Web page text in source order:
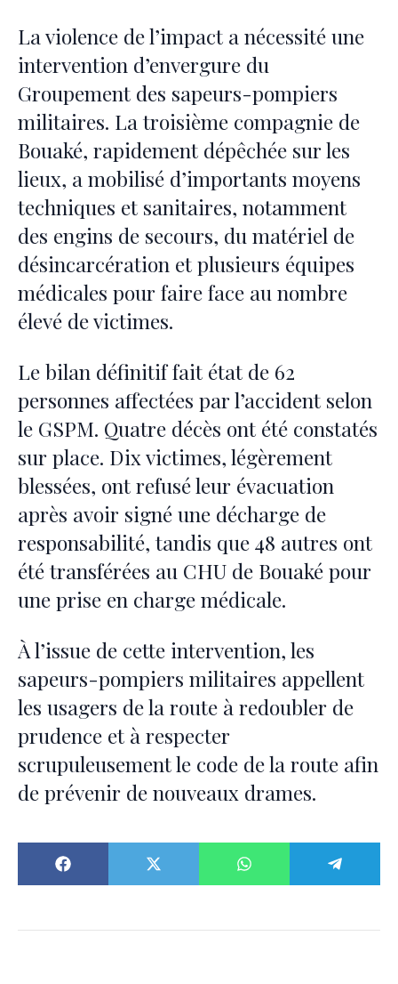
La violence de l’impact a nécessité une
intervention d’envergure du
Groupement des sapeurs-pompiers
militaires. La troisième compagnie de
Bouaké, rapidement dépêchée sur les
lieux, a mobilisé d’importants moyens
techniques et sanitaires, notamment
des engins de secours, du matériel de
désincarcération et plusieurs équipes
médicales pour faire face au nombre
élevé de victimes.
Le bilan définitif fait état de 62
personnes affectées par l’accident selon
le GSPM. Quatre décès ont été constatés
sur place. Dix victimes, légèrement
blessées, ont refusé leur évacuation
après avoir signé une décharge de
responsabilité, tandis que 48 autres ont
été transférées au CHU de Bouaké pour
une prise en charge médicale.
À l’issue de cette intervention, les
sapeurs-pompiers militaires appellent
les usagers de la route à redoubler de
prudence et à respecter
scrupuleusement le code de la route afin
de prévenir de nouveaux drames.